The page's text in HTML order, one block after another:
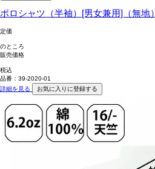
ポロシャツ（半袖）[男女兼用]（無地）
定価
のところ
販売価格
税込
品番：39-2020-01
詳細を見る
お気に入りに登録する